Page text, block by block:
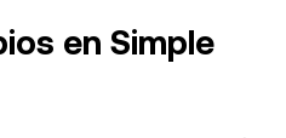
en Simple